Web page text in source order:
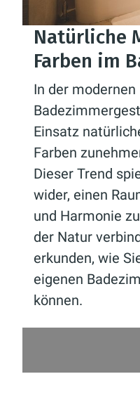
Natürliche
Farben im
In der modernen
Einsatz
Farben
Dieser Trend
wider, einen
und Harmonie
der Natur
erkunden, wie
eigenen
können.